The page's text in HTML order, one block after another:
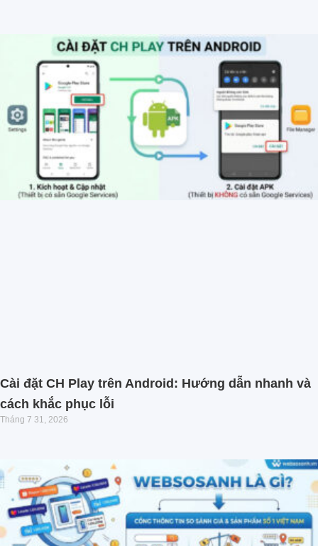
Cài đặt CH Play trên Android: Hướng dẫn nhanh và
cách khắc phục lỗi
Tháng 7 31, 2026